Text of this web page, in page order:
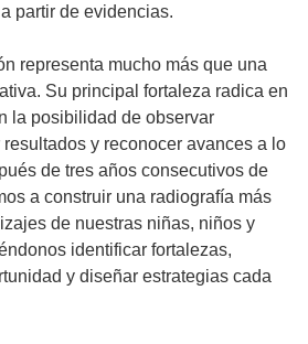
partir de evidencias.
representa mucho más que una
Su principal fortaleza radica en
la posibilidad de observar
y reconocer avances a lo
de tres años consecutivos de
a construir una radiografía más
de nuestras niñas, niños y
identificar fortalezas,
y diseñar estrategias cada